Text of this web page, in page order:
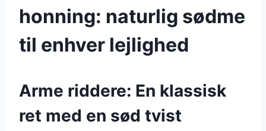
honning: naturlig sødme
til enhver lejlighed
Arme riddere: En klassisk
ret med en sød tvist